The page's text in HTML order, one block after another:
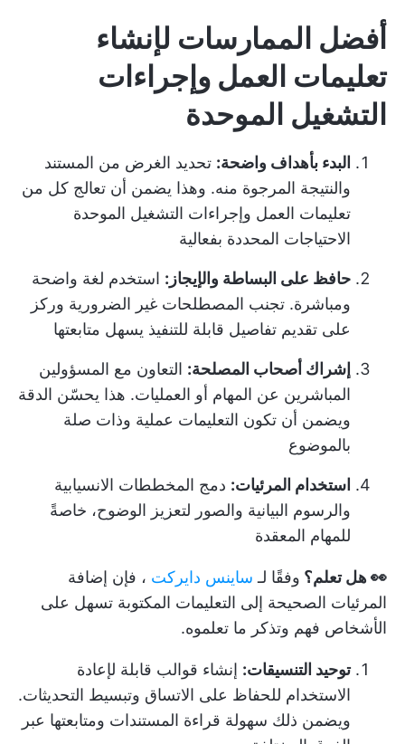
أفضل الممارسات لإنشاء
تعليمات العمل وإجراءات
التشغيل الموحدة
البدء بأهداف واضحة: تحديد الغرض من المستند
والنتيجة المرجوة منه. وهذا يضمن أن تعالج كل من
تعليمات العمل وإجراءات التشغيل الموحدة
الاحتياجات المحددة بفعالية
حافظ على البساطة والإيجاز: استخدم لغة واضحة
ومباشرة. تجنب المصطلحات غير الضرورية وركز
على تقديم تفاصيل قابلة للتنفيذ يسهل متابعتها
إشراك أصحاب المصلحة: التعاون مع المسؤولين
المباشرين عن المهام أو العمليات. هذا يحسّن الدقة
ويضمن أن تكون التعليمات عملية وذات صلة
بالموضوع
استخدام المرئيات: دمج المخططات الانسيابية
والرسوم البيانية والصور لتعزيز الوضوح، خاصةً
للمهام المعقدة
👀 هل تعلم؟ وفقًا لـ ساينس دايركت ، فإن إضافة
المرئيات الصحيحة إلى التعليمات المكتوبة تسهل على
الأشخاص فهم وتذكر ما تعلموه.
توحيد التنسيقات: إنشاء قوالب قابلة لإعادة
الاستخدام للحفاظ على الاتساق وتبسيط التحديثات.
ويضمن ذلك سهولة قراءة المستندات ومتابعتها عبر